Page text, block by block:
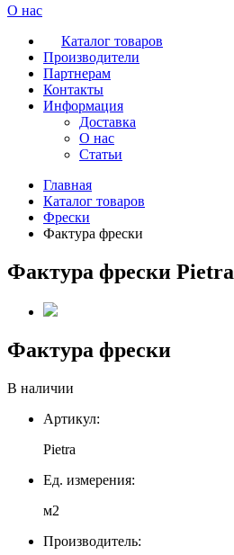
О нас
Каталог товаров
Производители
Партнерам
Контакты
Информация
Доставка
О нас
Статьи
Главная
Каталог товаров
Фрески
Фактура фрески
Фактура фрески Pietra
Фактура фрески
В наличии
Артикул:
Pietra
Ед. измерения:
м2
Производитель: